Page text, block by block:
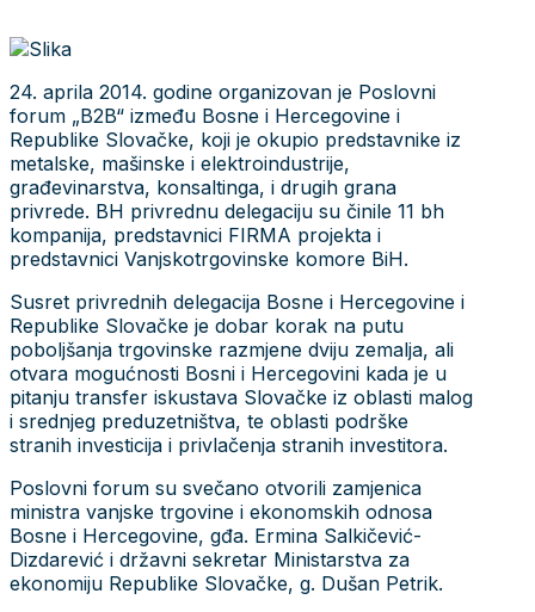
24. aprila 2014. godine organizovan je Poslovni
forum „B2B“ između Bosne i Hercegovine i
Republike Slovačke, koji je okupio predstavnike iz
metalske, mašinske i elektroindustrije,
građevinarstva, konsaltinga, i drugih grana
privrede. BH privrednu delegaciju su činile 11 bh
kompanija, predstavnici FIRMA projekta i
predstavnici Vanjskotrgovinske komore BiH.
Susret privrednih delegacija Bosne i Hercegovine i
Republike Slovačke je dobar korak na putu
poboljšanja trgovinske razmjene dviju zemalja, ali
otvara mogućnosti Bosni i Hercegovini kada je u
pitanju transfer iskustava Slovačke iz oblasti malog
i srednjeg preduzetništva, te oblasti podrške
stranih investicija i privlačenja stranih investitora.
Poslovni forum su svečano otvorili zamjenica
ministra vanjske trgovine i ekonomskih odnosa
Bosne i Hercegovine, gđa. Ermina Salkičević-
Dizdarević i državni sekretar Ministarstva za
ekonomiju Republike Slovačke, g. Dušan Petrik.